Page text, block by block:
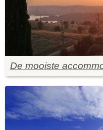
De mooiste